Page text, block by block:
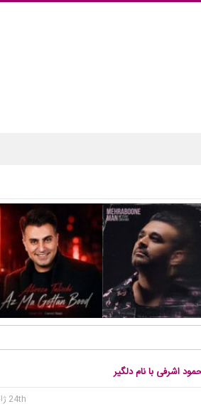
اشرفی با نام دلگیر
24th ژانویه 2016